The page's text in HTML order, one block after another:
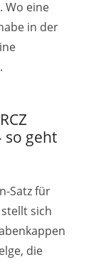
Wo eine
in der
so geht
Satz für
sich
die